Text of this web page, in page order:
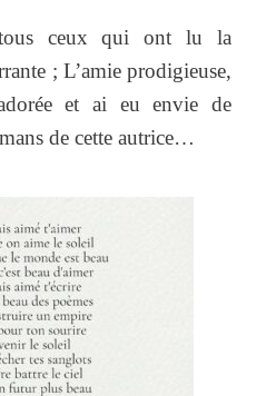
tous ceux qui ont lu la
; L’amie prodigieuse,
et ai eu envie de
de cette autrice…